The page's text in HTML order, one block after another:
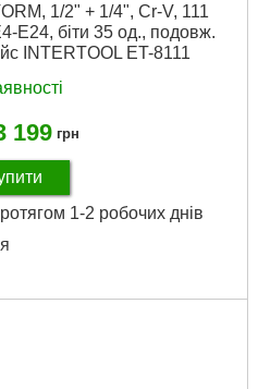
1/2" + 1/4", Cr-V, 111
E24, біти 35 од., подовж.
INTERTOOL ET-8111
199 грн
1-2 робочих днів